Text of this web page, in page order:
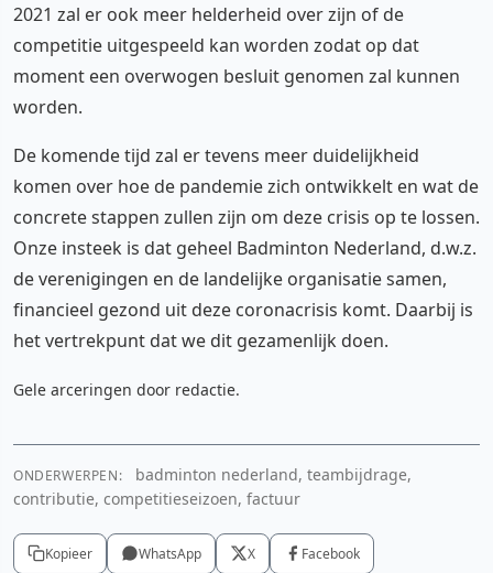
2021 zal er ook meer helderheid over zijn of de
competitie uitgespeeld kan worden zodat op dat
moment een overwogen besluit genomen zal kunnen
worden.
De komende tijd zal er tevens meer duidelijkheid
komen over hoe de pandemie zich ontwikkelt en wat de
concrete stappen zullen zijn om deze crisis op te lossen.
Onze insteek is dat geheel Badminton Nederland, d.w.z.
de verenigingen en de landelijke organisatie samen,
financieel gezond uit deze coronacrisis komt. Daarbij is
het vertrekpunt dat we dit gezamenlijk doen.
Gele arceringen door redactie.
ONDERWERPEN:
badminton nederland, teambijdrage,
contributie, competitieseizoen, factuur
Kopieer WhatsApp X Facebook